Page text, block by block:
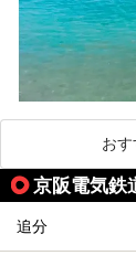
お
京阪電気鉄
追分